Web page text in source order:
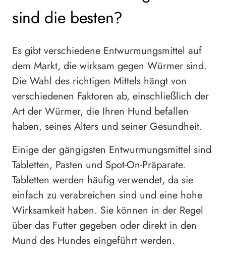
sind die besten?
Es gibt verschiedene Entwurmungsmittel auf
dem Markt, die wirksam gegen Würmer sind.
Die Wahl des richtigen Mittels hängt von
verschiedenen Faktoren ab, einschließlich der
Art der Würmer, die Ihren Hund befallen
haben, seines Alters und seiner Gesundheit.
Einige der gängigsten Entwurmungsmittel sind
Tabletten, Pasten und Spot-On-Präparate.
Tabletten werden häufig verwendet, da sie
einfach zu verabreichen sind und eine hohe
Wirksamkeit haben. Sie können in der Regel
über das Futter gegeben oder direkt in den
Mund des Hundes eingeführt werden.